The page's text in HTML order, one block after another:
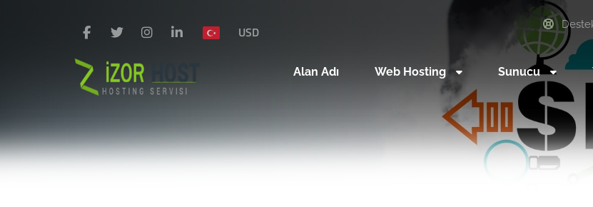
USD
Alan Adı Web Hosting Sunucu